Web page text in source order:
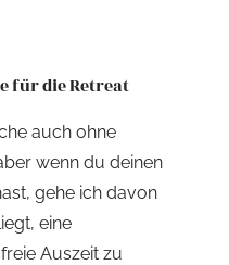
für die Retreat
auch ohne
wenn du deinen
gehe ich davon
eine
Auszeit zu